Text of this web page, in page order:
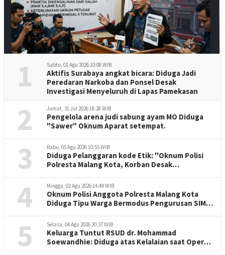
1 Sabtu, 01 Agu 2026 10:08 WIB
Aktifis Surabaya angkat bicara: Diduga Jadi
Peredaran Narkoba dan Ponsel Desak
Investigasi Menyeluruh di Lapas Pamekasan
2 Jumat, 31 Jul 2026 18:28 WIB
Pengelola arena judi sabung ayam MO Diduga
"Sawer" Oknum Aparat setempat.
3 Rabu, 05 Agu 2026 10:55 WIB
Diduga Pelanggaran kode Etik: "Oknum Polisi
Polresta Malang Kota, Korban Desak
4 Minggu, 02 Agu 2026 14:49 WIB
Oknum Polisi Anggota Polresta Malang Kota
Diduga Tipu Warga Bermodus Pengurusan SIM
5 Selasa, 04 Agu 2026 20:37 WIB
Keluarga Tuntut RSUD dr. Mohammad
Soewandhie: Diduga atas Kelalaian saat Operasi